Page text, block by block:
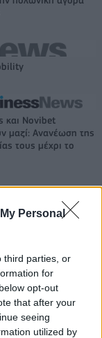
Personal
third parties, or
for
opt-out
that after your
seeing
utilized by
και Novibet
μαζί: Ανανέωση της
τους μέχρι το
σειρά δεικτών
άνοιξε τις